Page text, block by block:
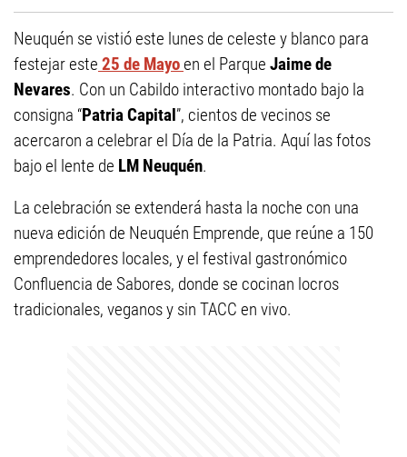
Neuquén se vistió este lunes de celeste y blanco para
festejar este 25 de Mayoen el Parque Jaime de
Nevares. Con un Cabildo interactivo montado bajo la
consigna “Patria Capital”, cientos de vecinos se
acercaron a celebrar el Día de la Patria. Aquí las fotos
bajo el lente de LM Neuquén.
La celebración se extenderá hasta la noche con una
nueva edición de Neuquén Emprende, que reúne a 150
emprendedores locales, y el festival gastronómico
Confluencia de Sabores, donde se cocinan locros
tradicionales, veganos y sin TACC en vivo.